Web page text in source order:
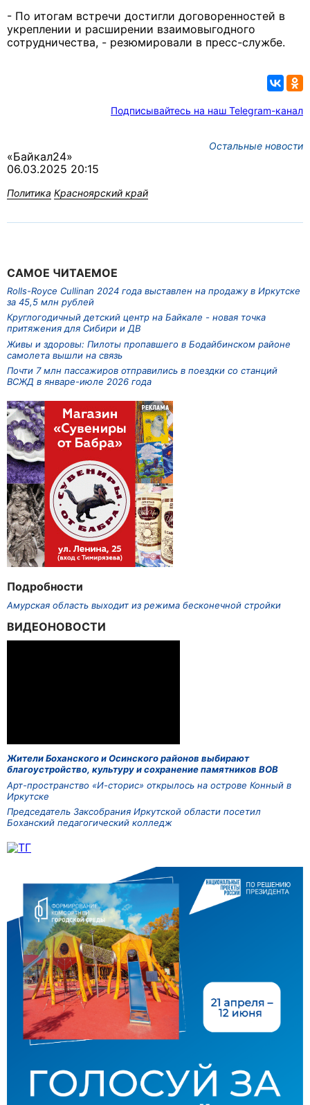
- По итогам встречи достигли договоренностей в
укреплении и расширении взаимовыгодного
сотрудничества, - резюмировали в пресс-службе.
Подписывайтесь на наш Telegram-канал
Остальные новости
«Байкал24»
06.03.2025 20:15
Политика Красноярский край
САМОЕ ЧИТАЕМОЕ
Rolls-Royce Cullinan 2024 года выставлен на продажу в Иркутске
за 45,5 млн рублей
Круглогодичный детский центр на Байкале - новая точка
притяжения для Сибири и ДВ
Живы и здоровы: Пилоты пропавшего в Бодайбинском районе
самолета вышли на связь
Почти 7 млн пассажиров отправились в поездки со станций
ВСЖД в январе-июле 2026 года
Подробности
Амурская область выходит из режима бесконечной стройки
ВИДЕОНОВОСТИ
Жители Боханского и Осинского районов выбирают
благоустройство, культуру и сохранение памятников ВОВ
Арт-пространство «И-сторис» открылось на острове Конный в
Иркутске
Председатель Заксобрания Иркутской области посетил
Боханский педагогический колледж